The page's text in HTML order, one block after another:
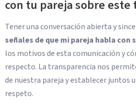
con tu pareja sobre este
Tener una conversación abierta y
señales de que mi pareja habla con
los motivos de esta comunicación y
respecto. La transparencia nos
de nuestra pareja y establecer juntos
respeto.